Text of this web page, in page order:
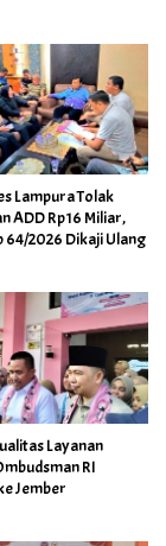
Lampura Tolak
ADD Rp16 Miliar,
64/2026 Dikaji Ulang
Layanan
RI
Jember